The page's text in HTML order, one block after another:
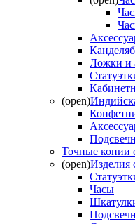
Ложки и
(open)
Точные копии
(open)Изделия
Часы